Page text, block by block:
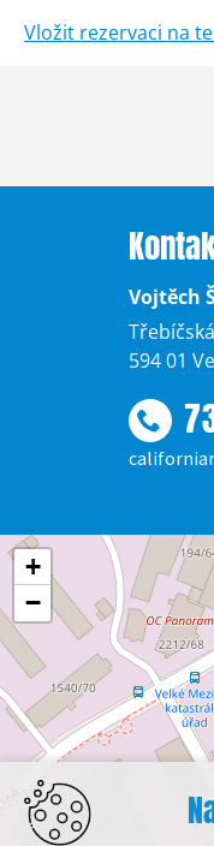
Vložit rezervaci na
Vojtěch
594 01
+
−